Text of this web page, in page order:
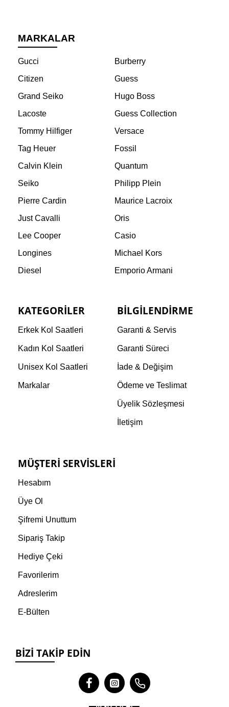
MARKALAR
Gucci
Burberry
Citizen
Guess
Grand Seiko
Hugo Boss
Lacoste
Guess Collection
Tommy Hilfiger
Versace
Tag Heuer
Fossil
Calvin Klein
Quantum
Seiko
Philipp Plein
Pierre Cardin
Maurice Lacroix
Just Cavalli
Oris
Lee Cooper
Casio
Longines
Michael Kors
Diesel
Emporio Armani
KATEGORILER
Erkek Kol Saatleri
Kadın Kol Saatleri
Unisex Kol Saatleri
Markalar
BILGILENDIRME
Garanti & Servis
Garanti Süreci
İade & Değişim
Ödeme ve Teslimat
Üyelik Sözleşmesi
İletişim
MÜŞTERI SERVISLERI
Hesabım
Üye Ol
Şifremi Unuttum
Sipariş Takip
Hediye Çeki
Favorilerim
Adreslerim
E-Bülten
BIZI TAKIP EDIN